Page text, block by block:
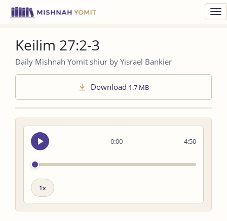
Keilim 27:2-3
Daily Mishnah Yomit shiur by Yisrael Bankier
Download 1.7 MB
0:00
Seek
audio
4:50
Playback